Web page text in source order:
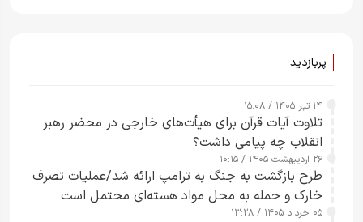
پربازدید
۱۴ تیر ۱۴۰۵ / ۱۵:۰۸
تلاوت آیات قرآن برای هیأت‌های خارجی در محضر رهبر
انقلاب چه پیامی داشت؟
۲۶ اردیبهشت ۱۴۰۵ / ۱۰:۱۵
طرح‌ بازگشت به جنگ به ترامپ ارائه شد/عملیات تصرف
خارک و حمله به محل مواد هسته‌ای محتمل است
۰۵ خرداد ۱۴۰۵ / ۱۳:۲۸